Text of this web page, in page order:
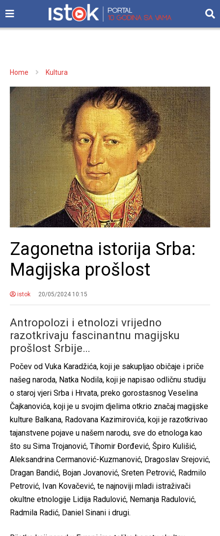
Home Kultura
Zagonetna istorija Srba:
Magijska prošlost
istok 20/05/2024 10:15
Antropolozi i etnolozi vrijedno
razotkrivaju fascinantnu magijsku
prošlost Srbije…
Počev od Vuka Karadžića, koji je sakupljao običaje i priče
našeg naroda, Natka Nodila, koji je napisao odličnu studiju
o staroj vjeri Srba i Hrvata, preko gorostasnog Veselina
Čajkanovića, koji je u svojim djelima otkrio značaj magijske
kulture Balkana, Radovana Kazimirovića, koji je razotkrivao
tajanstvene pojave u našem narodu, sve do etnologa kao
što su Sima Trojanović, Tihomir Đorđević, Špiro Kulišić,
Aleksandrina Cermanović-Kuzmanović, Dragoslav Srejović,
Dragan Bandić, Bojan Jovanović, Sreten Petrović, Radmilo
Petrović, Ivan Kovačević, te najnoviji mladi istraživači
okultne etnologije Lidija Radulović, Nemanja Radulović,
Radmila Radić, Daniel Sinani i drugi.